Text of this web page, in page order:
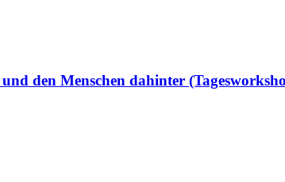
den Menschen dahinter